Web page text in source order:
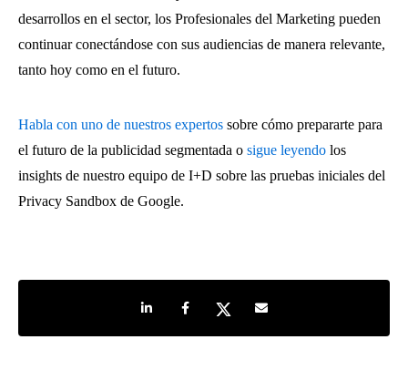
desarrollos en el sector, los Profesionales del Marketing pueden
continuar conectándose con sus audiencias de manera relevante,
tanto hoy como en el futuro.
Habla con uno de nuestros expertos sobre cómo prepararte para
el futuro de la publicidad segmentada o sigue leyendo los
insights de nuestro equipo de I+D sobre las pruebas iniciales del
Privacy Sandbox de Google.
Share on LinkedIn
Share on Facebook
Share on TwitterShare by e-mail